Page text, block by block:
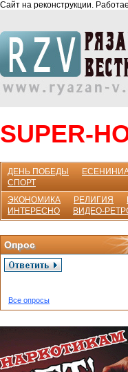
Сайт на реконструкции.
SUPER-
ДЕНЬ ПОБЕДЫ
СПОРТ
ЭКОНОМИКА
РЕЛИГИЯ
ИНТЕРЕСНО
ВИДЕО-
Опрос
Все опросы